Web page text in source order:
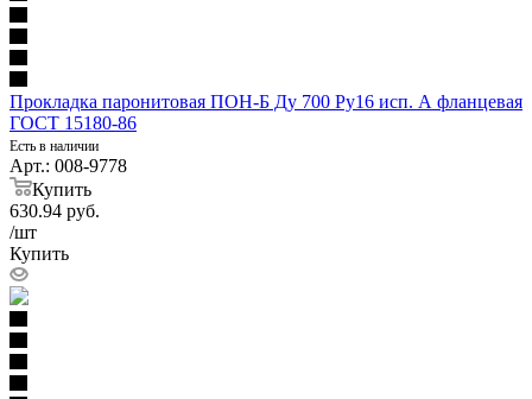
Прокладка паронитовая ПОН-Б Ду 700 Ру16 исп. А фланцевая
ГОСТ 15180-86
Есть в наличии
Арт.: 008-9778
Купить
630.94 руб.
/шт
Купить